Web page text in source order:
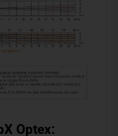
Optex: